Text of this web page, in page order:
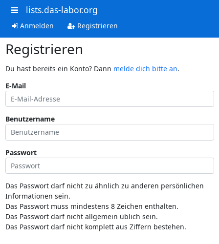
lists.das-labor.org
Anmelden Registrieren
Registrieren
Du hast bereits ein Konto? Dann melde dich bitte an.
E-Mail
Benutzername
Passwort
Das Passwort darf nicht zu ähnlich zu anderen persönlichen
Informationen sein.
Das Passwort muss mindestens 8 Zeichen enthalten.
Das Passwort darf nicht allgemein üblich sein.
Das Passwort darf nicht komplett aus Ziffern bestehen.